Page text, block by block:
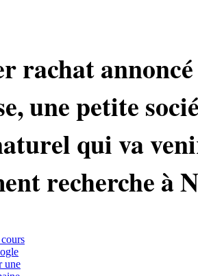
rachat
une petite
qui va
recherche à